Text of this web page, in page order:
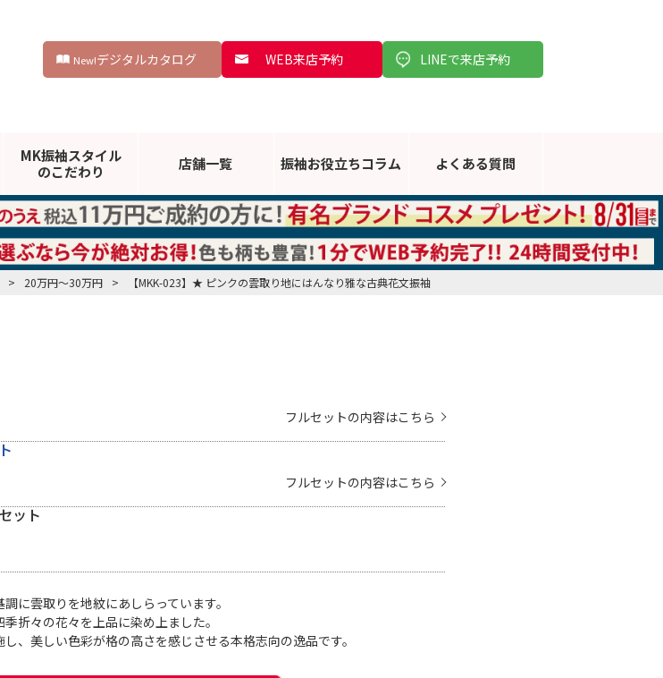
New!デジタルカタログ WEB来店予約 LINEで来店予約
MK振袖スタイル
のこだわり
店舗一覧 振袖お役立ちコラム よくある質問
> 20万円～30万円 > 【MKK-023】★ ピンクの雲取り地にはんなり雅な古典花文振袖
フルセットの内容はこちら
フルセットの内容はこちら
ット
に雲取りを地紋にあしらっています。
折々の花々を上品に染め上ました。
、美しい色彩が格の高さを感じさせる本格志向の逸品です。